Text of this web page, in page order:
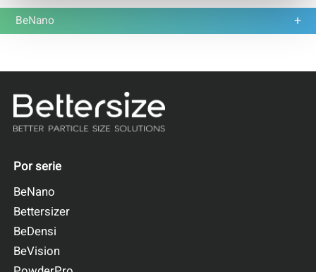
BeDensi T Pro Series
densidad golpeada
Número de puestos de trabajo: 1-3
Velocidad de roscado: 100 - 300 machos/min.
Repetibilidad: ≤1% de variación
Más información
BeNano
Por serie
BeNano
Bettersizer
BeDensi
BeVision